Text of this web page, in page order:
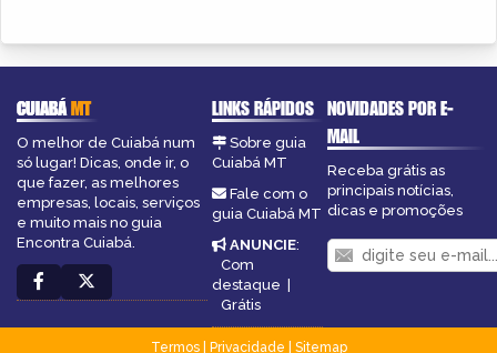
CUIABÁMT
O melhor de Cuiabá num
só lugar! Dicas, onde ir, o
que fazer, as melhores
empresas, locais, serviços
e muito mais no guia
Encontra Cuiabá.
LINKS RÁPIDOS
Sobre guia
Cuiabá MT
Fale com o
guia Cuiabá MT
ANUNCIE:
Com
destaque |
Grátis
NOVIDADES POR E-
MAIL
Receba grátis as
principais notícias,
dicas e promoções
Termos| Privacidade
Sitemap